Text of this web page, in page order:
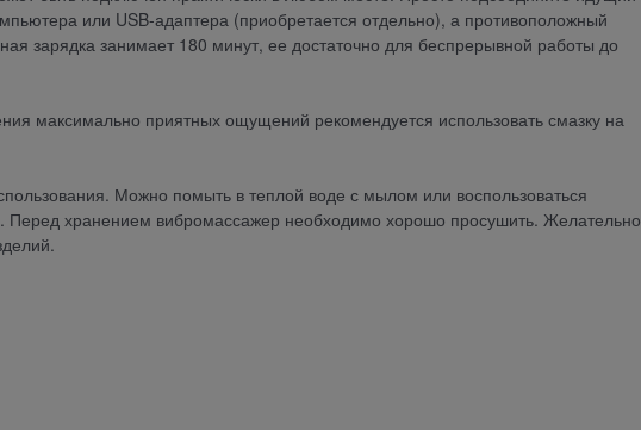
или USB-адаптера (приобретается отдельно), а противоположный
зарядка занимает 180 минут, ее достаточно для беспрерывной работы до
максимально приятных ощущений рекомендуется использовать смазку на
Можно помыть в теплой воде с мылом или воспользоваться
Перед хранением вибромассажер необходимо хорошо просушить. Желательно